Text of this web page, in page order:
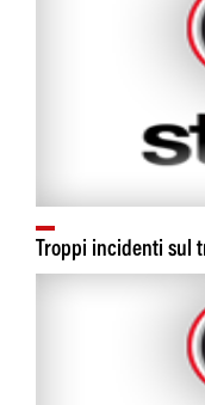
Troppi incidenti sul